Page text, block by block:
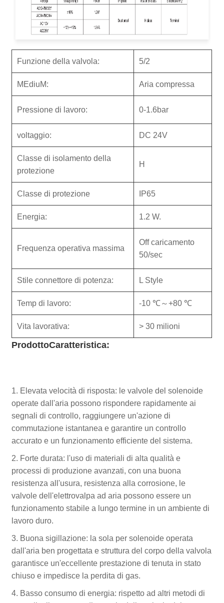
Funzione della valvola: 5/2
M EdiuM: Aria compressa
Pressione di lavoro: 0-1.6bar
voltaggio: DC 24V
Classe di isolamento della
protezione
H
Classe di protezione IP65
Energia: 1.2 W.
Frequenza operativa massima
Off caricamento
50/sec
Stile connettore di potenza: L Style
Temp di lavoro: -10 ℃～+80 ℃
Vita lavorativa: > 30 milioni
ProdottoCaratteristica:
1. Elevata velocità di risposta: le valvole del solenoide
operate dall'aria possono rispondere rapidamente ai
segnali di controllo, raggiungere un'azione di
commutazione istantanea e garantire un controllo
accurato e un funzionamento efficiente del sistema.
2. Forte durata: l'uso di materiali di alta qualità e
processi di produzione avanzati, con una buona
resistenza all'usura, resistenza alla corrosione, le
valvole dell'elettrovalpa ad aria possono essere un
funzionamento stabile a lungo termine in un ambiente di
lavoro duro.
3. Buona sigillazione: la sola per solenoide operata
dall'aria ben progettata e struttura del corpo della valvola
garantisce un'eccellente prestazione di tenuta in stato
chiuso e impedisce la perdita di gas.
4. Basso consumo di energia: rispetto ad altri metodi di